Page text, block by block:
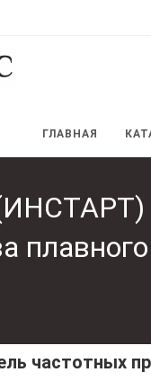
ГЛАВНАЯ
частотных